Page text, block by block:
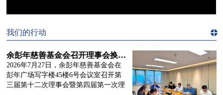
我们的行动
余彭年慈善基金会召开理事会换届会议
2026年7月27日，余彭年慈善基金会在
彭年广场写字楼45楼6号会议室召开第
三届第十二次理事会暨第四届第一次理
们的行